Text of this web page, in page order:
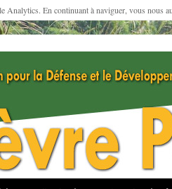
Analytics. En continuant à naviguer, vous nous